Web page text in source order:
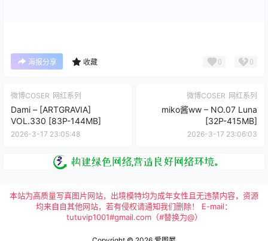
海报分享 收藏 0 0
微博COSER 网红系列
Dami – [ARTGRAVIA]
VOL.330 [83P-144MB]
2026-3-17 23:05:48
微博COSER 网红系列
miko酱ww – NO.07 Luna
[32P-415MB]
2026-3-17 23:06:03
本站为高质量写真图片网站，出境模特均为成年女性且无违禁内容，资源
均来自自其他网站，若有侵权请通知我们删除！ E-mail：
tutuvip1001#gmail.com（#替换为@）